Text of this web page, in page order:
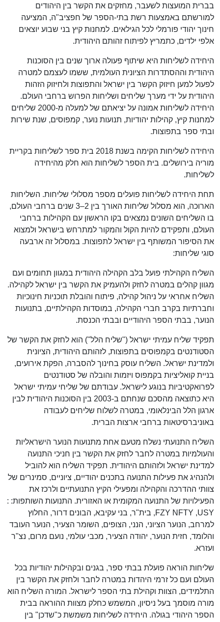
בברית המועצות לשעבר, מחזקים את הקשר בין היהודים
למורשתם באמצעות רשת בתי-הספר של חפציב"ה, המציעה
חינוך יהודי פורמלי לכל הגילאים. למחנות קיץ בני שבוע יוצאים
אלפי ילדים, כתמריץ לפיתוח זהותם היהודית.
היחידה לשליחות היא שיתוף פעולה ארוך שנים בין הסוכנות
היהודית וההסתדרות הציונית העולמית, ששמו לעצמם למטרה
לפעול למען חיזוק הקשר בין ישראל והתפוצות ולחיזוק הזהות
היהודית על ידי מערך שליחים ושליחות הפרוש ברחבי העולם.
היחידה לשליחות אמונה על יציאתם של למעלה מ-2000 שליחים
למחנות קיץ, קהילות יהודיות, תנועות נוער, קמפוסים, שנת שירות
ובתי ספר בתפוצות.
היחידה לשליחות הקימה בשנת 2018 בית ספר לשליחות בקריית
מוריה בירושלים. בית הספר לשליחות הוא חלק מהיחידה
לשליחות.
תחת היחידה לשליחות פועלים מספר מסלולי שליחות. השליחות
הארוכה, הוא מסלול שליחות האורך בין 2–3 שנים ברחבי העולם,
בו השליחים השונים נמצאים בקו הראשון עם הקהילות ברחבי
העולם, ותפקידם להיות הקול והמקור למתרחש בישראל ולמצוא
את הסיפור המשותף בין ישראל לתפוצות. במסלול זה ארבעה
סוגי שליחות:
השליח הקהילתי פועל בלב הקהילה היהודית במגוון תחומים ועם
מגוון קהלים במטרה לחזק ולהעמיק את הקשר בין ישראל לקהילה.
השליח אחראי על ניהול קהילה, פיתוח והובלת תוכניות חינוכיות
וחברתיות בקרב חברי הקהילה, במוסדות הקהילתיים, בתנועות
הנוער, בבתי הספר היהודיים ובבתי הכנסת.
תפקיד שליח עמיתי ישראל ("שליח הלל") הוא לחזק את הקשר של
הסטודנטים בקמפוסים בתפוצות, לזהותם היהודית, הציונית
ולמדינת ישראל. השליח עוסק בחינוך להסברה, הפקת אירועים,
בניית קואליציות בקמפוס ויזמות והובלה של סטודנטים
לפרואקטיביות בנוגע לישראל. עבודתם של שליחי עמיתי ישראל
היא כתוצאה מהסכם שנחתם ב-2003 בין הסוכנות היהודית לבין
ארגון הלל הבינלאומי, במטרה לשלוח שליחים לעבודה
באוניברסיטאות ברחבי ארצות הברית.
השליח התנועתי נשלח מטעם אחת מתנועות הנוער הישראליות
והעולמיות במטרה לחבר לחזק את הקשר בין חניכי התנועה
למדינת ישראל ולזהותם היהודית. תפקיד השליח הוא להוביל
ולהנהיג את פעילות התנועה בתכנים יהודיים, ציוניים, סמינרים של
צוותי ההדרכה והקהילה ומפעילי הקיץ התנועתיים ולרכז את
הפעילויות של התנועה המקומית או האזורית. התנועות השותפות: :
FZY NFTY ,USY, בית"ר, בני עקיבא, הבונים דרור, החלוץ
למרחב, הנוער הציוני, הנני, הצופים, השומר הצעיר, הנוער העובד
והלומד, חזית הנוער, יהודה הצעיר, מכבי עולמי, נועם מרום, נצ"ר
ועזרא.
שליחות הוראה פועלת בבתי ספר, בגנים ובקהילות יהודיות בכל
העולם ועם כל זרמי היהדות במטרה לחבר ולחזק את הקשר בין
התלמידים, הצוות וקהילת בתי הספר לישראל. המורה השליח הוא
מורה מוסמך בעל ניסיון, המשמש כחלק מצוות ההוראה בבית
הספר היהודי בגולה. היחידה לשליחות משמשת כ"שדכן" בין